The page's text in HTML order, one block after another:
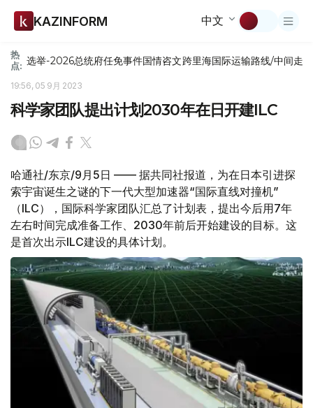
KAZINFORM 中文
热
点: 选举-2026总统府任免事件国情咨文跨里海国际运输路线/中间走廊
19:56, 05 9月 2023
科学家团队提出计划2030年在日开建ILC
哈通社/东京/9月5日 —— 据共同社报道，为在日本引进探
索宇宙诞生之谜的下一代大型加速器“国际直线对撞机”
（ILC），国际科学家团队汇总了计划表，提出今后用7年
左右时间完成准备工作、2030年前后开始建设的目标。这
是首次出示ILC建设的具体计划。